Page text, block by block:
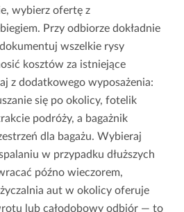
wybierz ofertę z
Przy odbiorze dokładnie
wszelkie rysy
kosztów za istniejące
z dodatkowego wyposażenia:
się po okolicy, fotelik
podróży, a bagażnik
dla bagażu. Wybieraj
w przypadku dłuższych
późno wieczorem,
aut w okolicy oferuje
lub całodobowy odbiór — to